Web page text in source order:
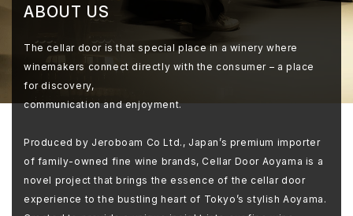
ABOUT US
The cellar door is that special place in a winery where
winemakers connect directly with the consumer – a place
for discovery,
communication and enjoyment.
Produced by Jeroboam Co Ltd., Japan’s premium importer
of family-owned fine wine brands, Cellar Door Aoyama is a
novel project that brings the essence of the cellar door
experience to the bustling heart of Tokyo’s stylish Aoyama.